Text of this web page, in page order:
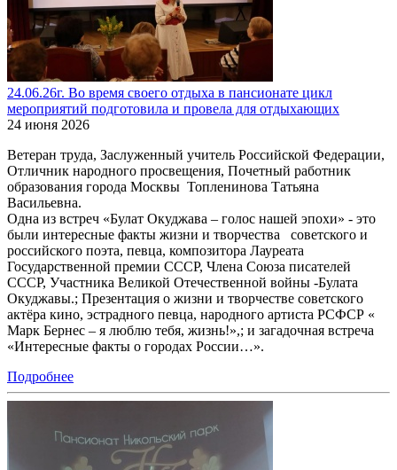
24.06.26г. Во время своего отдыха в пансионате цикл
мероприятий подготовила и провела для отдыхающих
24 июня 2026
Ветеран труда, Заслуженный учитель Российской Федерации,
Отличник народного просвещения, Почетный работник
образования города Москвы Топленинова Татьяна
Васильевна.
Одна из встреч «Булат Окуджава – голос нашей эпохи» - это
были интересные факты жизни и творчества советского и
российского поэта, певца, композитора Лауреата
Государственной премии СССР, Члена Союза писателей
СССР, Участника Великой Отечественной войны -Булата
Окуджавы.; Презентация о жизни и творчестве советского
актёра кино, эстрадного певца, народного артиста РСФСР «
Марк Бернес – я люблю тебя, жизнь!»,; и загадочная встреча
«Интересные факты о городах России…».
Подробнее